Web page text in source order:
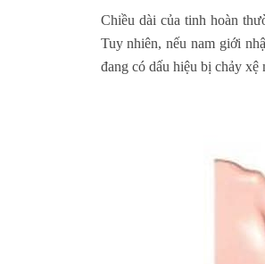
Chiều dài của tinh hoàn
Tuy nhiên, nếu nam giới
đang có dấu hiệu bị chảy xệ